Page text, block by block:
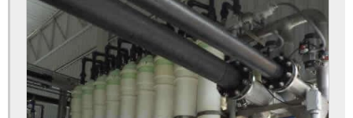
Equipamento de osmose reversa industrial
Fabricantes de tanques de prfv
Filtro bolsa
Filtro bolsa industrial